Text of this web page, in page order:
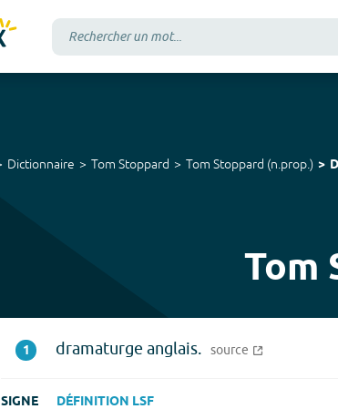
Dictionnaire Tom Stoppard Tom Stoppard (n.prop.)
Tom
1 dramaturge anglais. source
SIGNE DÉFINITION LSF